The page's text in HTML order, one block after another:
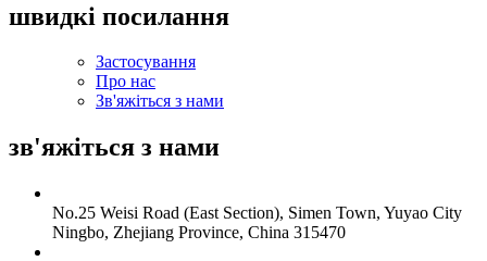
швидкі посилання
Застосування
Про нас
Зв'яжіться з нами
зв'яжіться з нами
No.25 Weisi Road (East Section), Simen Town, Yuyao City
Ningbo, Zhejiang Province, China 315470